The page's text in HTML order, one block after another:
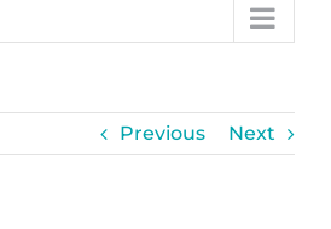
Previous Next